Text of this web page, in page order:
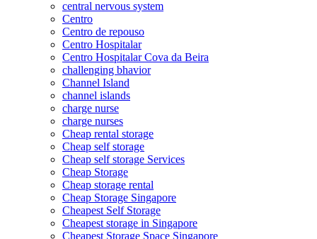
central nervous system
Centro
Centro de repouso
Centro Hospitalar
Centro Hospitalar Cova da Beira
challenging bhavior
Channel Island
channel islands
charge nurse
charge nurses
Cheap rental storage
Cheap self storage
Cheap self storage Services
Cheap Storage
Cheap storage rental
Cheap Storage Singapore
Cheapest Self Storage
Cheapest storage in Singapore
Cheapest Storage Space Singapore